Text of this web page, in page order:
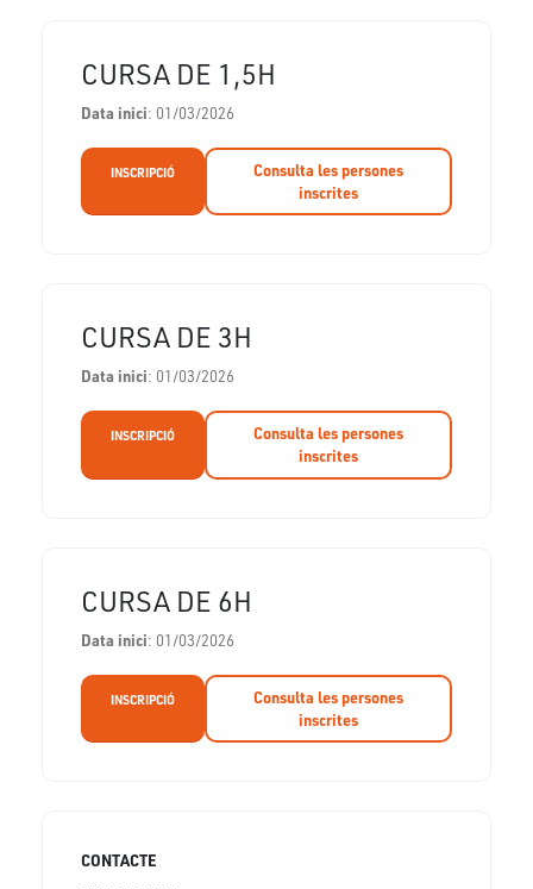
CURSA DE 1,5H
Data inici: 01/03/2026
INSCRIPCIÓ
Consulta les persones
inscrites
CURSA DE 3H
Data inici: 01/03/2026
INSCRIPCIÓ
Consulta les persones
inscrites
CURSA DE 6H
Data inici: 01/03/2026
INSCRIPCIÓ
Consulta les persones
inscrites
CONTACTE